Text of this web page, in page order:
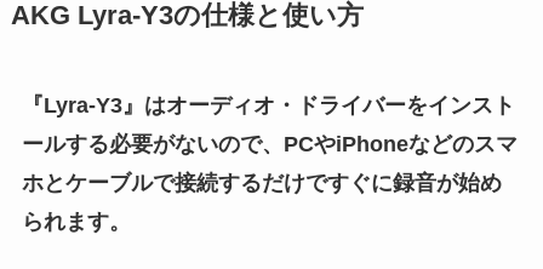
AKG Lyra-Y3の仕様と使い方
『Lyra-Y3』はオーディオ・ドライバーをインスト
ールする必要がないので、PCやiPhoneなどのスマ
ホとケーブルで接続するだけですぐに録音が始め
られます。